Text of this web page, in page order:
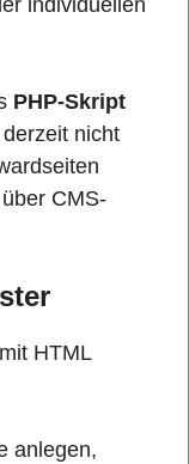
individuellen
PHP-Skript
derzeit nicht
CMS-
HTML
anlegen,